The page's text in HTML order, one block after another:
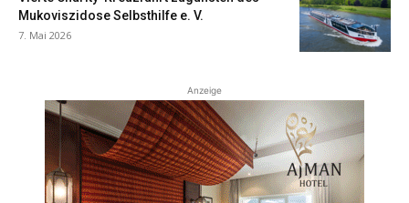
Mukoviszidose Selbsthilfe e. V.
7. Mai 2026
Anzeige